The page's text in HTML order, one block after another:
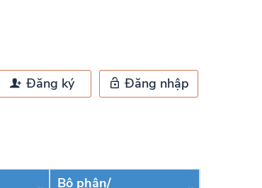
Đăng ký Đăng nhập
Bộ phận/